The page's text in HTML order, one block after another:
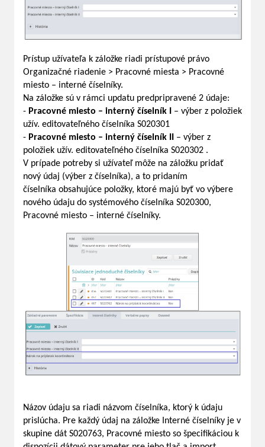
Prístup užívateľa k záložke riadi prístupové právo
Organizačné riadenie > Pracovné miesta > Pracovné
miesto – interné číselníky.
Na záložke sú v rámci updatu predpripravené 2 údaje:
- Pracovné miesto – interný číselník I – výber z položiek
užív. editovateľného číselníka S020301
- Pracovné miesto – interný číselník II
– výber z
položiek užív. editovateľného číselníka S020302 .
V prípade potreby si užívateľ môže na záložku pridať
nový údaj (výber z číselníka), a to pridaním
číselníka obsahujúce položky, ktoré majú byť vo výbere
nového údaju do systémového číselníka S020300,
Pracovné miesto – interné číselníky.
Názov údaju sa riadi názvom číselníka, ktorý k údaju
prislúcha. Pre každý údaj na záložke Interné číselníky je v
skupine dát S020763, Pracovné miesto so špecifikáciou k